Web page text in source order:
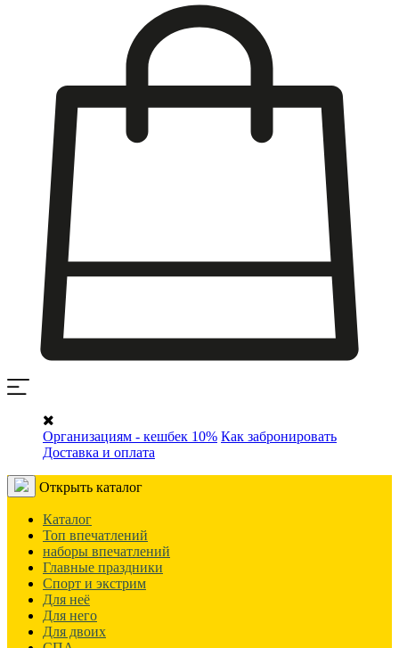
Организациям - кешбек 10% Как забронировать
Доставка и оплата
Открыть каталог
Каталог
Топ впечатлений
наборы впечатлений
Главные праздники
Спорт и экстрим
Для неё
Для него
Для двоих